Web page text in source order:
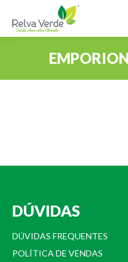
DÚVIDAS
DÚVIDAS FREQUENTES
POLÍTICA DE VENDAS